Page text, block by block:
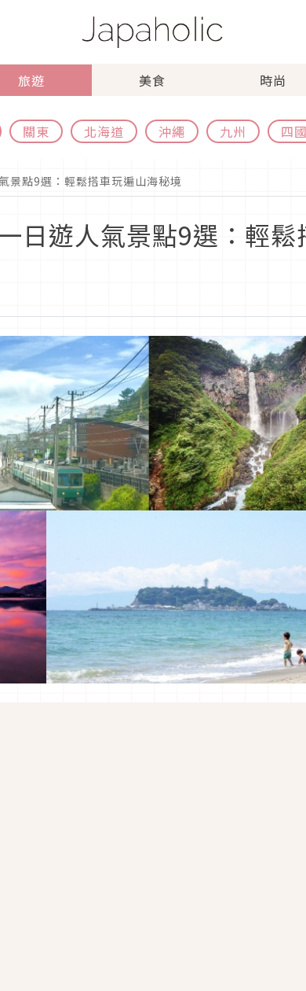
旅遊 美食 時尚
關東 北海道 沖繩 九州 四國
景點9選：輕鬆搭車玩遍山海秘境
日遊人氣景點9選：輕